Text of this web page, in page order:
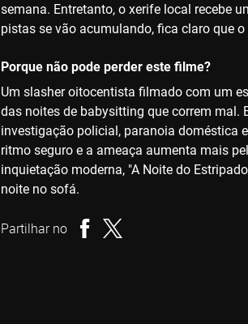
semana. Entretanto, o xerife local recebe
pistas se vão acumulando, fica claro que
Porque não pode perder este filme?
Um slasher oitocentista filmado com um
das noites de babysitting que correm mal.
investigação policial, paranoia doméstica
ritmo seguro e a ameaça aumenta mais
inquietação moderna, "A Noite do
noite no sofá.
Partilhar no